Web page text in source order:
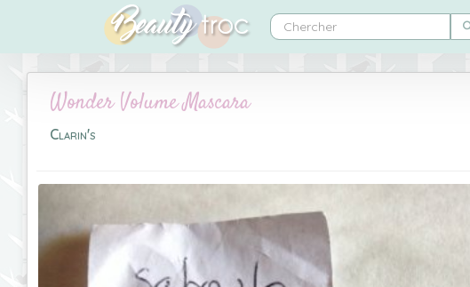
Wonder Volume Mascara
Clarin's